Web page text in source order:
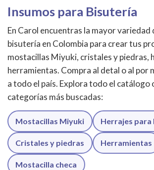
Insumos para Bisutería
En Carol encuentras la mayor variedad
bisutería en Colombia para crear tus
mostacillas Miyuki, cristales y piedras,
herramientas. Compra al detal o al por
a todo el país. Explora todo el catálogo
categorías más buscadas:
Mostacillas Miyuki Herrajes para
Cristales y piedras Herramientas
Mostacilla checa